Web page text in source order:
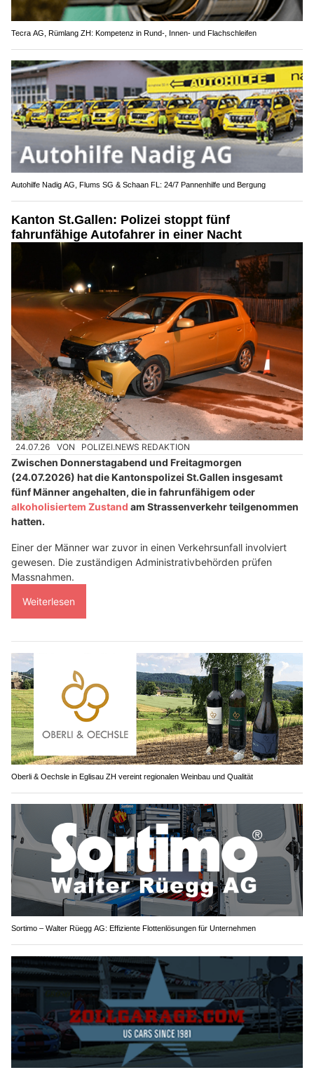
Tecra AG, Rümlang ZH: Kompetenz in Rund-, Innen- und Flachschleifen
Autohilfe Nadig AG, Flums SG & Schaan FL: 24/7 Pannenhilfe und Bergung
Kanton St.Gallen: Polizei stoppt fünf
fahrunfähige Autofahrer in einer Nacht
24.07.26 VON POLIZEI.NEWS REDAKTION
Zwischen Donnerstagabend und Freitagmorgen
(24.07.2026) hat die Kantonspolizei St.Gallen insgesamt
fünf Männer angehalten, die in fahrunfähigem oder
alkoholisiertem Zustand am Strassenverkehr teilgenommen
hatten.
Einer der Männer war zuvor in einen Verkehrsunfall involviert
gewesen. Die zuständigen Administrativbehörden prüfen
Massnahmen.
Weiterlesen
Oberli & Oechsle in Eglisau ZH vereint regionalen Weinbau und Qualität
Sortimo – Walter Rüegg AG: Effiziente Flottenlösungen für Unternehmen